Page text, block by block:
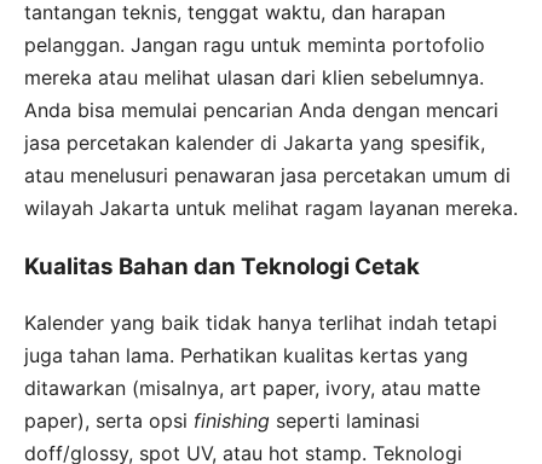
tantangan teknis, tenggat waktu, dan harapan
pelanggan. Jangan ragu untuk meminta portofolio
mereka atau melihat ulasan dari klien sebelumnya.
Anda bisa memulai pencarian Anda dengan mencari
jasa percetakan kalender di Jakarta yang spesifik,
atau menelusuri penawaran jasa percetakan umum di
wilayah Jakarta untuk melihat ragam layanan mereka.
Kualitas Bahan dan Teknologi Cetak
Kalender yang baik tidak hanya terlihat indah tetapi
juga tahan lama. Perhatikan kualitas kertas yang
ditawarkan (misalnya, art paper, ivory, atau matte
paper), serta opsi finishing seperti laminasi
doff/glossy, spot UV, atau hot stamp. Teknologi